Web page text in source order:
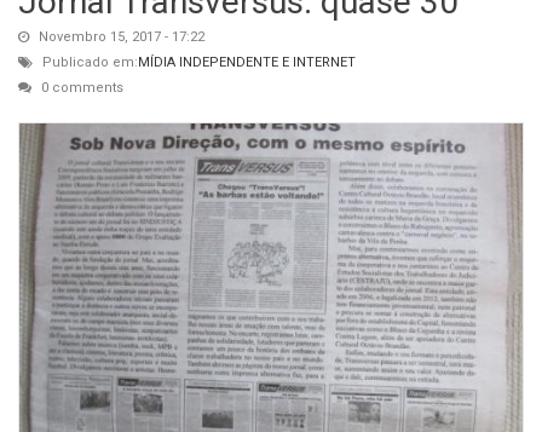
Novembro 15, 2017 - 17:22
Publicado em:MÍDIA INDEPENDENTE E INTERNET
0 comments